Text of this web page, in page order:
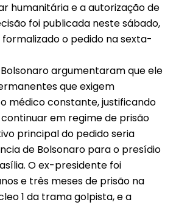
humanitária e a autorização de
foi publicada neste sábado,
o pedido na sexta-
argumentaram que ele
que exigem
médico constante, justificando
em regime de prisão
principal do pedido seria
de Bolsonaro para o presídio
O ex-presidente foi
e três meses de prisão na
1 da trama golpista, e a